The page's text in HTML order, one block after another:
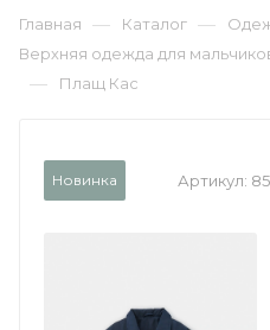
Главная — Каталог —
Верхняя одежда для
— Плащ Кас
Новинка Артикул: